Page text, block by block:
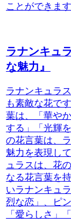
ことができます
ラナンキュ
な魅力』
ラナンキュラ
も素敵な花で
葉は、「華や
する」「光輝
の花言葉は、
魅力を表現して
ュラスは、花
なる花言葉を
いラナンキュ
烈な恋」、ピ
「愛らしさ」